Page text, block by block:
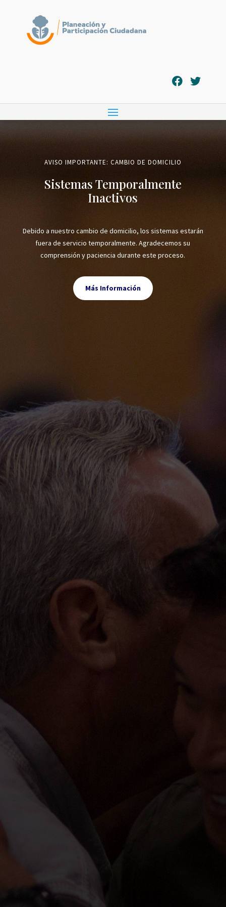
AVISO IMPORTANTE: CAMBIO DE DOMICILIO
Sistemas Temporalmente
Inactivos
Debido a nuestro cambio de domicilio, los sistemas estarán
fuera de servicio temporalmente. Agradecemos su
comprensión y paciencia durante este proceso.
Más Información